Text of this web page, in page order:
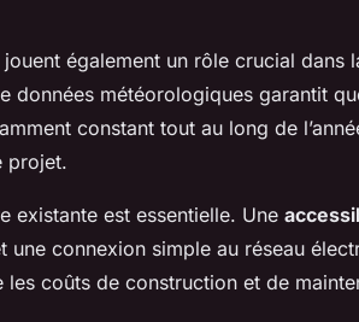
jouent également un rôle crucial dans
données météorologiques garantit
constant tout au long de
projet.
existante est essentielle. Une
une connexion simple au réseau
coûts de construction et de